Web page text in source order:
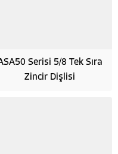
Serisi 5/8 Tek Sıra
Zincir Dişlisi